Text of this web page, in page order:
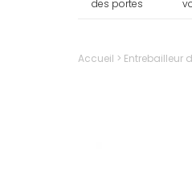
des portes
Accueil Entrebailleur